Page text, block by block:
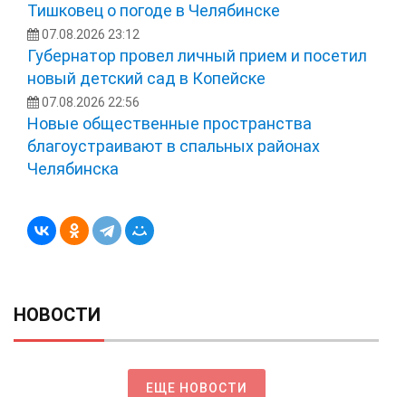
Тишковец о погоде в Челябинске
07.08.2026 23:12
Губернатор провел личный прием и посетил
новый детский сад в Копейске
07.08.2026 22:56
Новые общественные пространства
благоустраивают в спальных районах
Челябинска
НОВОСТИ
ЕЩЕ НОВОСТИ